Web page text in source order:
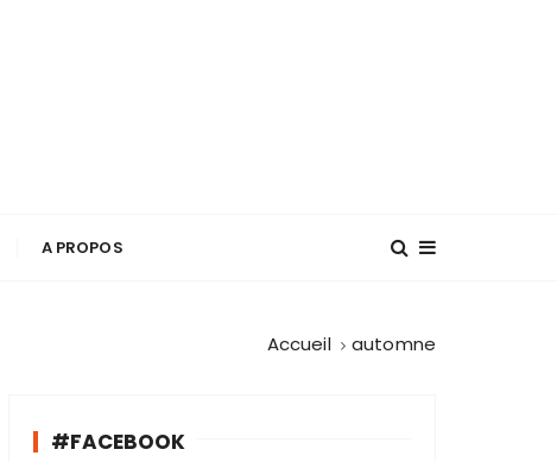
A PROPOS
Accueil automne
#FACEBOOK